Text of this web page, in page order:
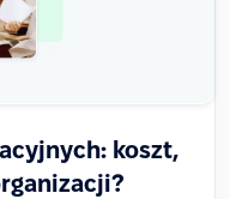
koszt,